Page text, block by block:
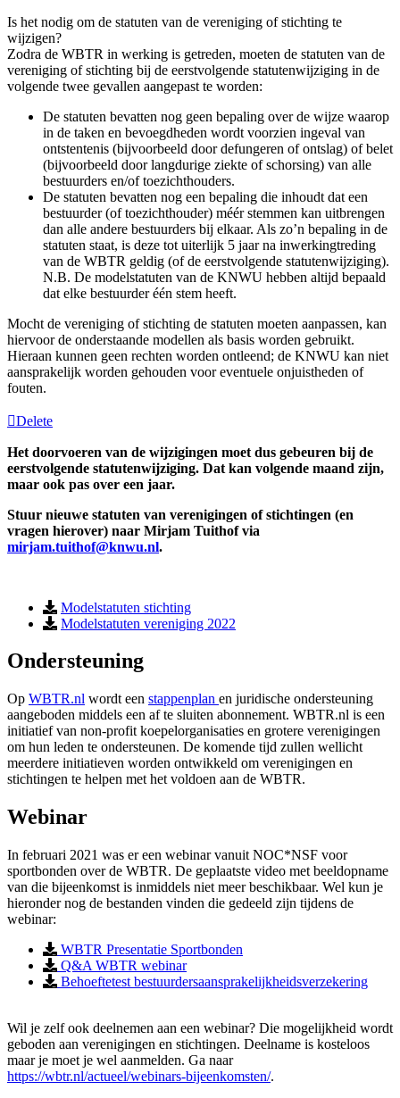
Is het nodig om de statuten van de vereniging of stichting te
wijzigen?
Zodra de WBTR in werking is getreden, moeten de statuten van de
vereniging of stichting bij de eerstvolgende statutenwijziging in de
volgende twee gevallen aangepast te worden:
De statuten bevatten nog geen bepaling over de wijze waarop
in de taken en bevoegdheden wordt voorzien ingeval van
ontstentenis (bijvoorbeeld door defungeren of ontslag) of belet
(bijvoorbeeld door langdurige ziekte of schorsing) van alle
bestuurders en/of toezichthouders.
De statuten bevatten nog een bepaling die inhoudt dat een
bestuurder (of toezichthouder) méér stemmen kan uitbrengen
dan alle andere bestuurders bij elkaar. Als zo’n bepaling in de
statuten staat, is deze tot uiterlijk 5 jaar na inwerkingtreding
van de WBTR geldig (of de eerstvolgende statutenwijziging).
N.B. De modelstatuten van de KNWU hebben altijd bepaald
dat elke bestuurder één stem heeft.
Mocht de vereniging of stichting de statuten moeten aanpassen, kan
hiervoor de onderstaande modellen als basis worden gebruikt.
Hieraan kunnen geen rechten worden ontleend; de KNWU kan niet
aansprakelijk worden gehouden voor eventuele onjuistheden of
fouten.
Delete
Het doorvoeren van de wijzigingen moet dus gebeuren bij de
eerstvolgende statutenwijziging. Dat kan volgende maand zijn,
maar ook pas over een jaar.
Stuur nieuwe statuten van verenigingen of stichtingen (en
vragen hierover) naar Mirjam Tuithof via
mirjam.tuithof@knwu.nl.
Modelstatuten stichting
Modelstatuten vereniging 2022
Ondersteuning
Op WBTR.nl wordt een stappenplan en juridische ondersteuning
aangeboden middels een af te sluiten abonnement. WBTR.nl is een
initiatief van non-profit koepelorganisaties en grotere verenigingen
om hun leden te ondersteunen. De komende tijd zullen wellicht
meerdere initiatieven worden ontwikkeld om verenigingen en
stichtingen te helpen met het voldoen aan de WBTR.
Webinar
In februari 2021 was er een webinar vanuit NOC*NSF voor
sportbonden over de WBTR. De geplaatste video met beeldopname
van die bijeenkomst is inmiddels niet meer beschikbaar. Wel kun je
hieronder nog de bestanden vinden die gedeeld zijn tijdens de
webinar:
WBTR Presentatie Sportbonden
Q&A WBTR webinar
Behoeftetest bestuurdersaansprakelijkheidsverzekering
Wil je zelf ook deelnemen aan een webinar? Die mogelijkheid wordt
geboden aan verenigingen en stichtingen. Deelname is kosteloos
maar je moet je wel aanmelden. Ga naar
https://wbtr.nl/actueel/webinars-bijeenkomsten/.